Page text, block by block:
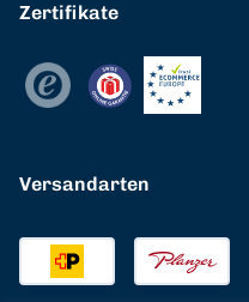
Zertifikate
Versandarten